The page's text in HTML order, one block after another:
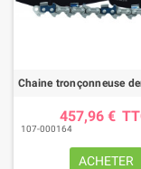
457,96 €
107-000164
ACHETER